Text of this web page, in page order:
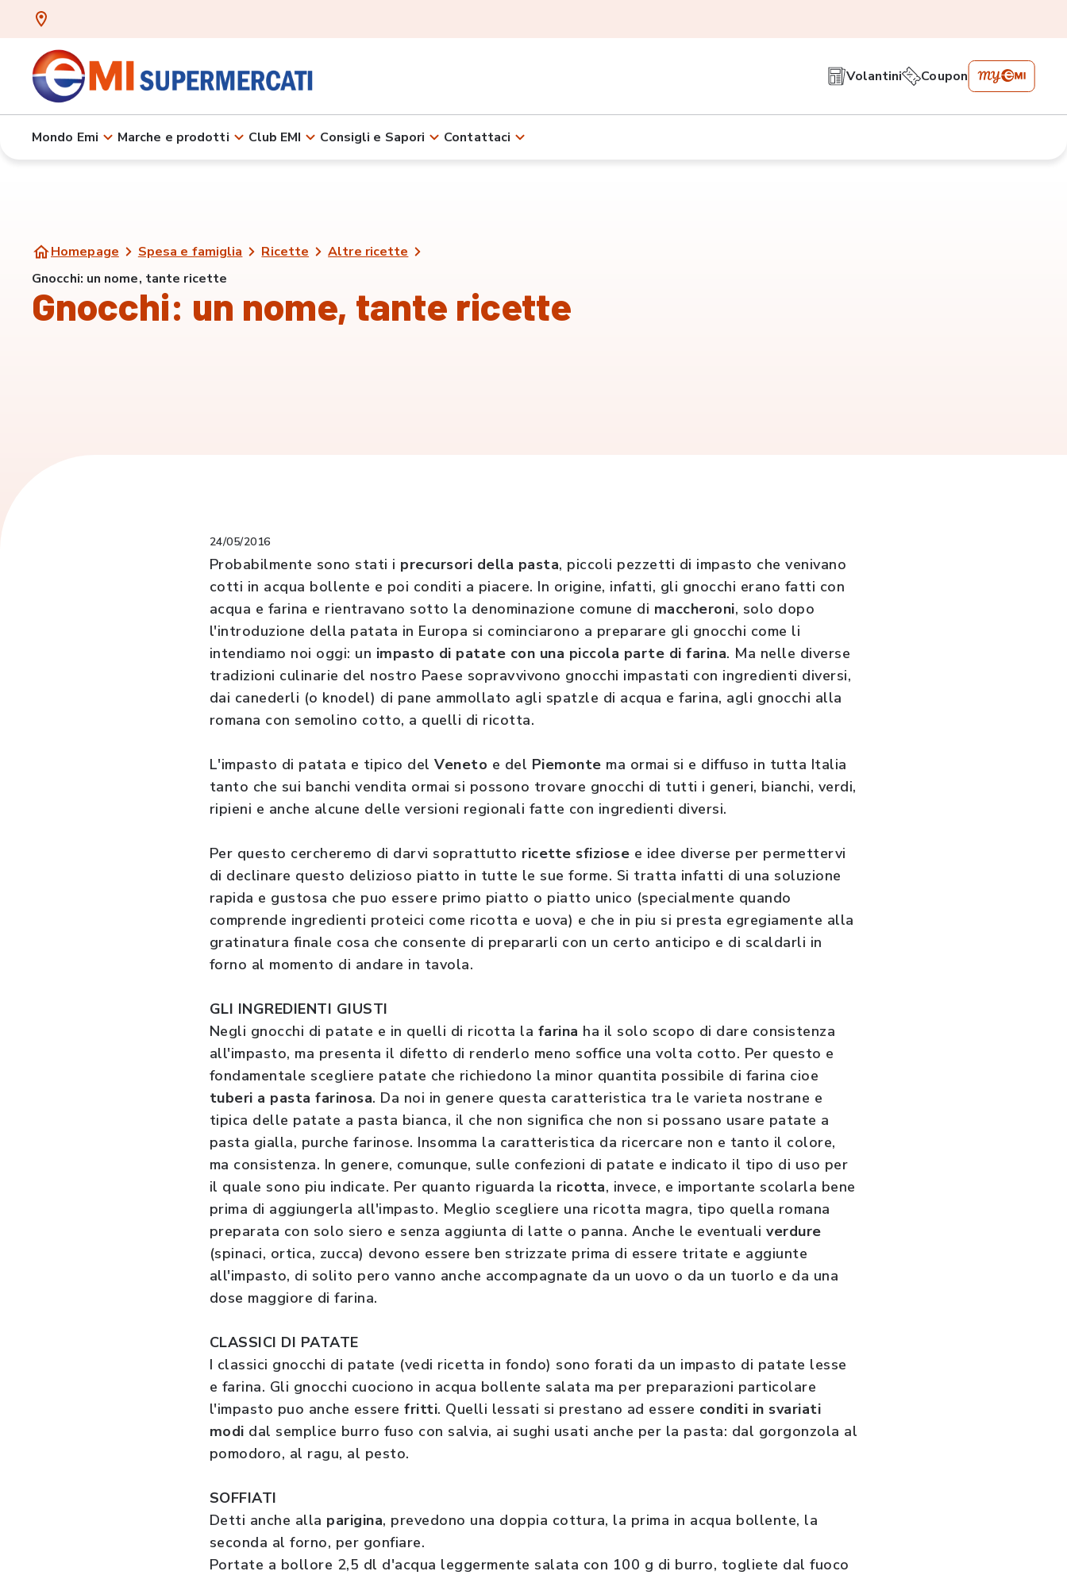
Volantini Coupon
Mondo Emi Marche e prodotti Club EMI Consigli e Sapori Contattaci
Homepage Spesa e famiglia Ricette
Altre ricette
Gnocchi: un nome, tante ricette
Gnocchi: un nome, tante ricette
24/05/2016
Probabilmente sono stati i precursori della pasta, piccoli pezzetti di impasto che venivano
cotti in acqua bollente e poi conditi a piacere. In origine, infatti, gli gnocchi erano fatti con
acqua e farina e rientravano sotto la denominazione comune di maccheroni, solo dopo
l'introduzione della patata in Europa si cominciarono a preparare gli gnocchi come li
intendiamo noi oggi: un impasto di patate con una piccola parte di farina. Ma nelle diverse
tradizioni culinarie del nostro Paese sopravvivono gnocchi impastati con ingredienti diversi,
dai canederli (o knodel) di pane ammollato agli spatzle di acqua e farina, agli gnocchi alla
romana con semolino cotto, a quelli di ricotta.
L'impasto di patata e tipico delVeneto e del Piemonte ma ormai si e diffuso in tutta Italia
tanto che sui banchi vendita ormai si possono trovare gnocchi di tutti i generi, bianchi, verdi,
ripieni e anche alcune delle versioni regionali fatte con ingredienti diversi.
Per questo cercheremo di darvi soprattutto ricette sfiziose e idee diverse per permettervi
di declinare questo delizioso piatto in tutte le sue forme. Si tratta infatti di una soluzione
rapida e gustosa che puo essere primo piatto o piatto unico (specialmente quando
comprende ingredienti proteici come ricotta e uova) e che in piu si presta egregiamente alla
gratinatura finale cosa che consente di prepararli con un certo anticipo e di scaldarli in
forno al momento di andare in tavola.
GLI INGREDIENTI GIUSTI
Negli gnocchi di patate e in quelli di ricotta la farina ha il solo scopo di dare consistenza
all'impasto, ma presenta il difetto di renderlo meno soffice una volta cotto. Per questo e
fondamentale scegliere patate che richiedono la minor quantita possibile di farina cioe
tuberi a pasta farinosa. Da noi in genere questa caratteristica tra le varieta nostrane e
tipica delle patate a pasta bianca, il che non significa che non si possano usare patate a
pasta gialla, purche farinose. Insomma la caratteristica da ricercare non e tanto il colore,
ma consistenza. In genere, comunque, sulle confezioni di patate e indicato il tipo di uso per
il quale sono piu indicate. Per quanto riguarda la ricotta, invece, e importante scolarla bene
prima di aggiungerla all'impasto. Meglio scegliere una ricotta magra, tipo quella romana
preparata con solo siero e senza aggiunta di latte o panna. Anche le eventualiverdure
(spinaci, ortica, zucca) devono essere ben strizzate prima di essere tritate e aggiunte
all'impasto, di solito pero vanno anche accompagnate da un uovo o da un tuorlo e da una
dose maggiore di farina.
CLASSICI DI PATATE
I classici gnocchi di patate (vedi ricetta in fondo) sono forati da un impasto di patate lesse
e farina. Gli gnocchi cuociono in acqua bollente salata ma per preparazioni particolare
l'impasto puo anche esserefritti. Quelli lessati si prestano ad essere conditi in svariati
modi dal semplice burro fuso con salvia, ai sughi usati anche per la pasta: dal gorgonzola al
pomodoro, al ragu, al pesto.
SOFFIATI
Detti anche alla parigina, prevedono una doppia cottura, la prima in acqua bollente, la
seconda al forno, per gonfiare.
Portate a bollore 2,5 dl d'acqua leggermente salata con 100 g di burro, togliete dal fuoco